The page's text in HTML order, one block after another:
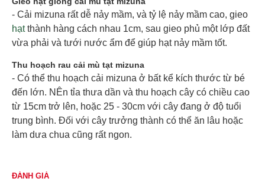
- Cải mizuna rất dễ nảy mầm, và tỷ lệ nảy mầm cao, gieo
hạtthành hàng cách nhau 1cm, sau gieo phủ một lớp đất
vừa phải và tưới nước ẩm để giúp hạt nảy mầm tốt.
Thu hoạch rau cải mù tạt mizuna
- Có thể thu hoạch cải mizuna ở bất kể kích thước từ bé
đến lớn. NÊn tỉa thưa dần và thu hoạch cây có chiều cao
từ 15cm trở lên, hoặc 25 - 30cm với cây đang ở độ tuổi
trung bình. Đối với cây trưởng thành có thể ăn lâu hoặc
làm dưa chua cũng rất ngon.
ĐÁNH GIÁ